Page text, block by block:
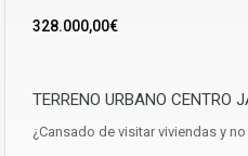
328.000,00€
TERRENO URBANO CENTRO
¿Cansado de visitar viviendas y